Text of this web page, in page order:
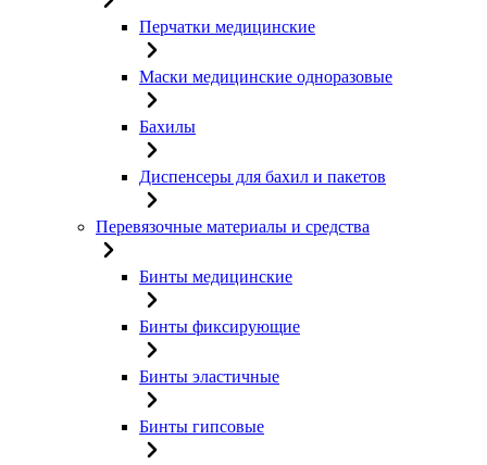
Перчатки медицинские
Маски медицинские одноразовые
Бахилы
Диспенсеры для бахил и пакетов
Перевязочные материалы и средства
Бинты медицинские
Бинты фиксирующие
Бинты эластичные
Бинты гипсовые